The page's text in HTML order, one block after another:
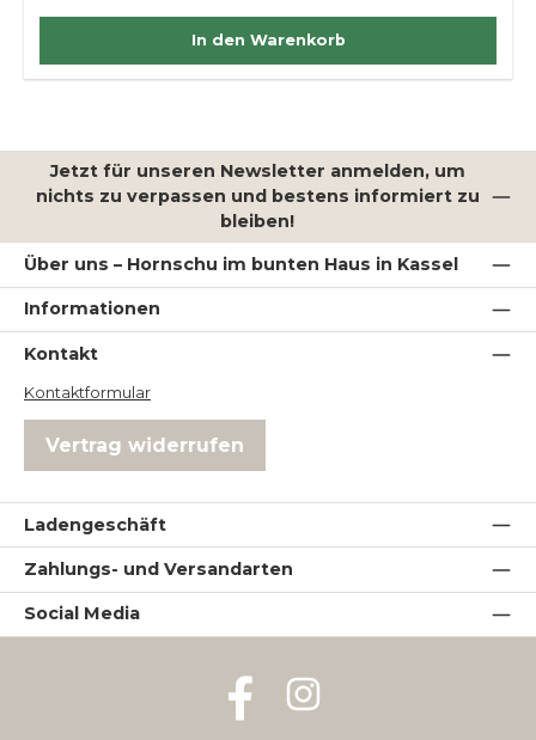
In den Warenkorb
Jetzt für unseren Newsletter anmelden, um
nichts zu verpassen und bestens informiert zu
bleiben!
Über uns – Hornschu im bunten Haus in Kassel
Informationen
Kontakt
Kontaktformular
Vertrag widerrufen
Ladengeschäft
Zahlungs- und Versandarten
Social Media
Facebook Instagram